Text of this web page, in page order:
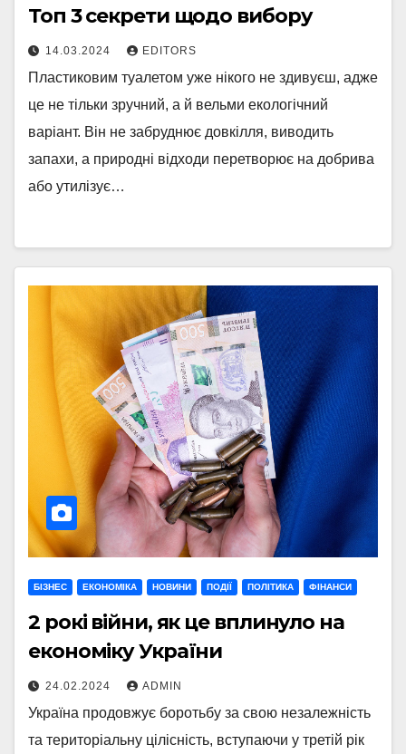
Топ 3 секрети щодо вибору
14.03.2024 EDITORS
Пластиковим туалетом уже нікого не здивуєш, адже
це не тільки зручний, а й вельми екологічний
варіант. Він не забруднює довкілля, виводить
запахи, а природні відходи перетворює на добрива
або утилізує…
БІЗНЕС ЕКОНОМІКА НОВИНИ ПОДІЇ ПОЛІТИКА ФІНАНСИ
2 рокі війни, як це вплинуло на
економіку України
24.02.2024 ADMIN
Україна продовжує боротьбу за свою незалежність
та територіальну цілісність, вступаючи у третій рік